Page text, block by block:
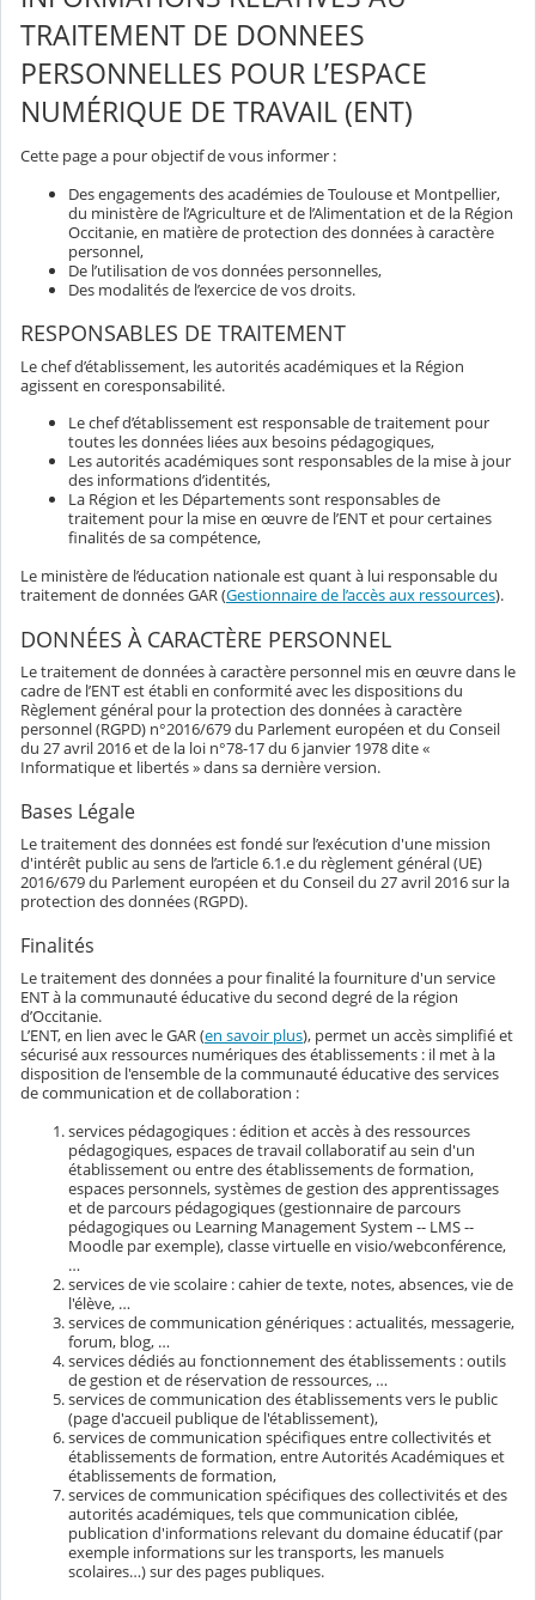
TRAITEMENT DE DONNEES
PERSONNELLES POUR L’ESPACE
NUMÉRIQUE DE TRAVAIL (ENT)
Cette page a pour objectif de vous informer :
Des engagements des académies de Toulouse et Montpellier,
du ministère de l’Agriculture et de l’Alimentation et de la Région
Occitanie, en matière de protection des données à caractère
personnel,
De l’utilisation de vos données personnelles,
Des modalités de l’exercice de vos droits.
RESPONSABLES DE TRAITEMENT
Le chef d’établissement, les autorités académiques et la Région
agissent en coresponsabilité.
Le chef d’établissement est responsable de traitement pour
toutes les données liées aux besoins pédagogiques,
Les autorités académiques sont responsables de la mise à jour
des informations d’identités,
La Région et les Départements sont responsables de
traitement pour la mise en œuvre de l’ENT et pour certaines
finalités de sa compétence,
Le ministère de l’éducation nationale est quant à lui responsable du
traitement de données GAR (Gestionnaire de l’accès aux ressources).
DONNÉES À CARACTÈRE PERSONNEL
Le traitement de données à caractère personnel mis en œuvre dans le
cadre de l’ENT est établi en conformité avec les dispositions du
Règlement général pour la protection des données à caractère
personnel (RGPD) n°2016/679 du Parlement européen et du Conseil
du 27 avril 2016 et de la loi n°78-17 du 6 janvier 1978 dite «
Informatique et libertés » dans sa dernière version.
Bases Légale
Le traitement des données est fondé sur l’exécution d'une mission
d'intérêt public au sens de l’article 6.1.e du règlement général (UE)
2016/679 du Parlement européen et du Conseil du 27 avril 2016 sur la
protection des données (RGPD).
Finalités
Le traitement des données a pour finalité la fourniture d'un service
ENT à la communauté éducative du second degré de la région
d’Occitanie.
L’ENT, en lien avec le GAR (en savoir plus), permet un accès simplifié et
sécurisé aux ressources numériques des établissements : il met à la
disposition de l'ensemble de la communauté éducative des services
de communication et de collaboration :
services pédagogiques : édition et accès à des ressources
pédagogiques, espaces de travail collaboratif au sein d'un
établissement ou entre des établissements de formation,
espaces personnels, systèmes de gestion des apprentissages
et de parcours pédagogiques (gestionnaire de parcours
pédagogiques ou Learning Management System -- LMS --
Moodle par exemple), classe virtuelle en visio/webconférence,
…
services de vie scolaire : cahier de texte, notes, absences, vie de
l'élève, …
services de communication génériques : actualités, messagerie,
forum, blog, …
services dédiés au fonctionnement des établissements : outils
de gestion et de réservation de ressources, …
services de communication des établissements vers le public
(page d'accueil publique de l'établissement),
services de communication spécifiques entre collectivités et
établissements de formation, entre Autorités Académiques et
établissements de formation,
services de communication spécifiques des collectivités et des
autorités académiques, tels que communication ciblée,
publication d'informations relevant du domaine éducatif (par
exemple informations sur les transports, les manuels
scolaires…) sur des pages publiques.